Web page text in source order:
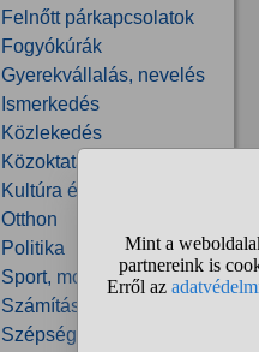
Felnőtt párkapcsolatok
Fogyókúrák
Gyerekvállalás, nevelés
Ismerkedés
Közlekedés
Közoktatás, tanfolyamok
Kultúra és közösség
Otthon
Politika
Sport, mozgás
Számítástechnika
Szépség és divat